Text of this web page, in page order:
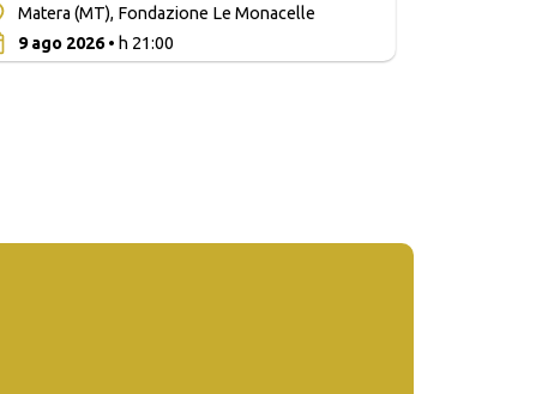
Matera (MT), Fondazione Le Monacelle
9 ago 2026• h 21:00